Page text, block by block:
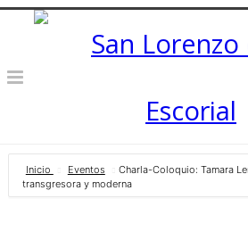
Inicio Eventos
Charla-Coloquio: Tamara
transgresora y moderna